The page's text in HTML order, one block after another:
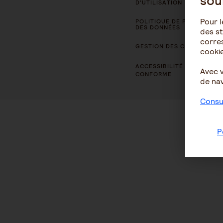
D’UTILISATION
POLITIQUE DE PROTECTION
DES DONNÉES
GESTION DES COOKIES
ACCESSIBILITÉ : NON
CONFORME
Pour
des
Avec
de